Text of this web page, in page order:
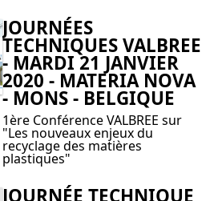
JOURNÉES
TECHNIQUES VALBREE
- MARDI 21 JANVIER
2020 - MATERIA NOVA
- MONS - BELGIQUE
1ère Conférence VALBREE sur
"Les nouveaux enjeux du
recyclage des matières
plastiques"
JOURNÉE TECHNIQUE